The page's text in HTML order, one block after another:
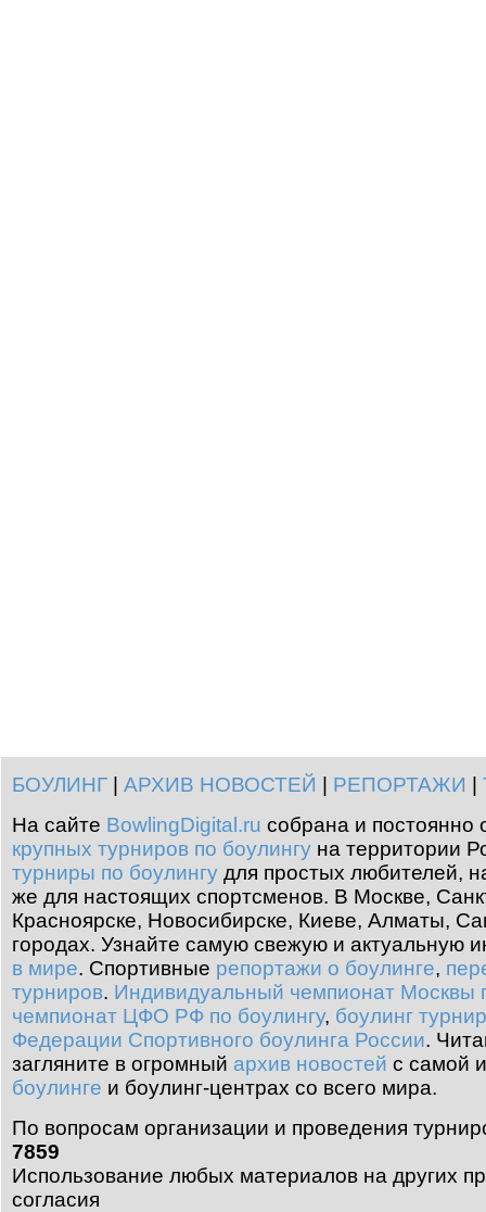
БОУЛИНГ АРХИВ НОВОСТЕЙ РЕПОРТАЖИ
На сайте BowlingDigital.ru собрана и постоянно
крупных турниров по боулингу на территории
турниры по боулингу для простых любителей,
же для настоящих спортсменов. В Москве,
Красноярске, Новосибирске, Киеве, Алматы,
городах. Узнайте самую свежую и
в мире. Спортивные репортажи о боулинге,
турниров. Индивидуальный чемпионат Москвы
чемпионат ЦФО РФ по боулингу, боулинг
Федерации Спортивного боулинга России.
загляните в огромный архив новостей с самой
боулинге и боулинг-центрах со всего мира.
По вопросам организации и проведения
7859
Использование любых материалов на других
согласия